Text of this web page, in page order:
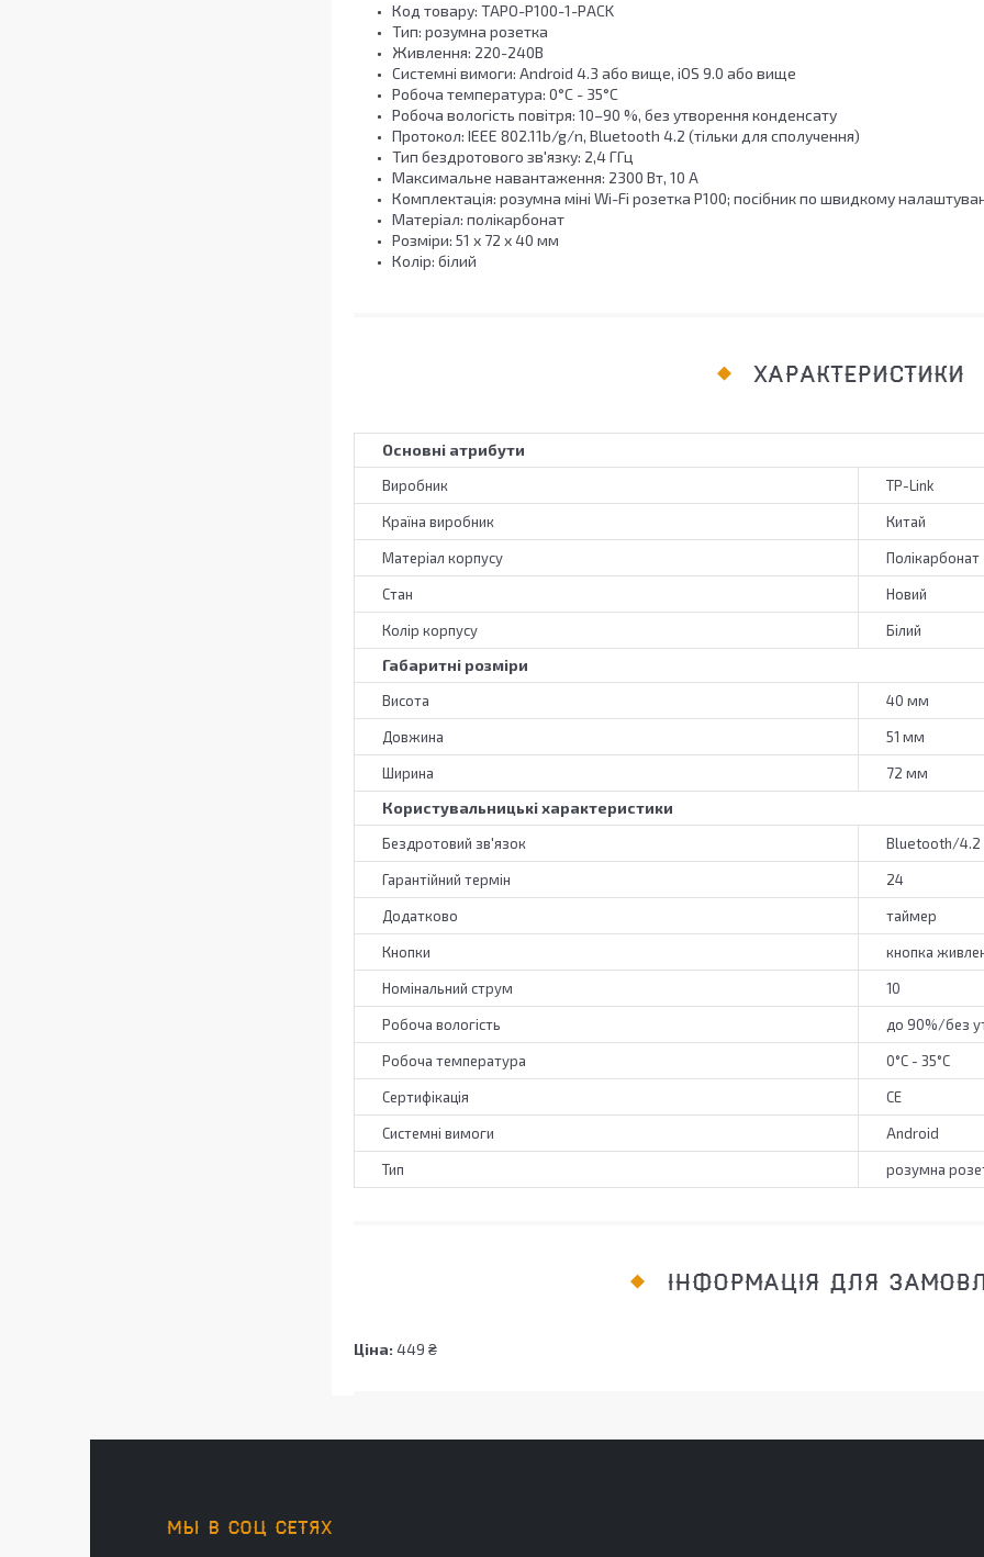
Код товару: TAPO-P100-1-PACK
Тип: розумна розетка
Живлення: 220-240В
Системні вимоги: Android 4.3 або вище, iOS 9.0 або вище
Робоча температура: 0°C - 35°C
Робоча вологість повітря: 10–90 %, без утворення конденсату
Протокол: IEEE 802.11b/g/n, Bluetooth 4.2 (тільки для сполучення)
Тип бездротового зв'язку: 2,4 ГГц
Максимальне навантаження: 2300 Вт, 10 А
Комплектація: розумна міні Wi-Fi розетка P100; посібник по швидкому
Матеріал: полікарбонат
Розміри: 51 x 72 x 40 мм
Колір: білий
ХАРАКТЕРИСТИКИ
Основні атрибути
Виробник TP-Link
Країна виробник Китай
Матеріал корпусу Полікарбонат
Стан Новий
Колір корпусу Білий
Габаритні розміри
Висота 40 мм
Довжина 51 мм
Ширина 72 мм
Користувальницькі характеристики
Бездротовий зв'язок Bluetooth/4.2
Гарантійний термін 24
Додатково таймер
Кнопки кнопка
Номінальний струм 10
Робоча вологість до 90%/без
Робоча температура 0°C - 35°C
Сертифікація CE
Системні вимоги Android
Тип розумна
ІНФОРМАЦІЯ ДЛЯ
Ціна: 449 ₴
МЫ В СОЦ СЕТЯХ